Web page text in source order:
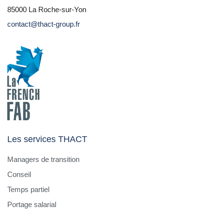
85000 La Roche-sur-Yon
contact@thact-group.fr
Les services THACT
Managers de transition
Conseil
Temps partiel
Portage salarial